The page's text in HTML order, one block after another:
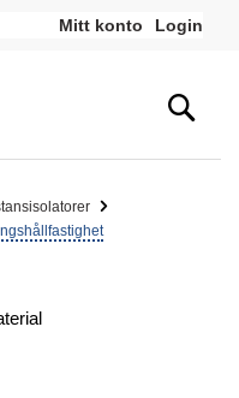
Mitt konto Login